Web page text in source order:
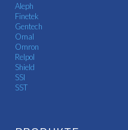
Aleph
Finetek
Gentech
Omal
Omron
Relpol
Shield
SSI
SST